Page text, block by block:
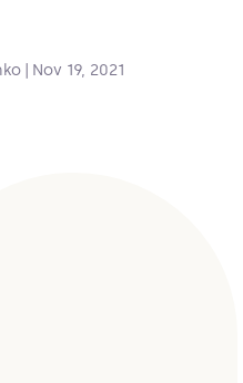
Nov 19, 2021